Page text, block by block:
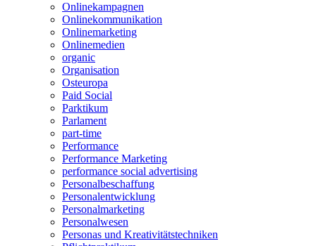
Onlinekampagnen
Onlinekommunikation
Onlinemarketing
Onlinemedien
organic
Organisation
Osteuropa
Paid Social
Parktikum
Parlament
part-time
Performance
Performance Marketing
performance social advertising
Personalbeschaffung
Personalentwicklung
Personalmarketing
Personalwesen
Personas und Kreativitätstechniken